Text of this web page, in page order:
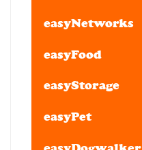
easyNetworks
easyFood
easyStorage
easyPet